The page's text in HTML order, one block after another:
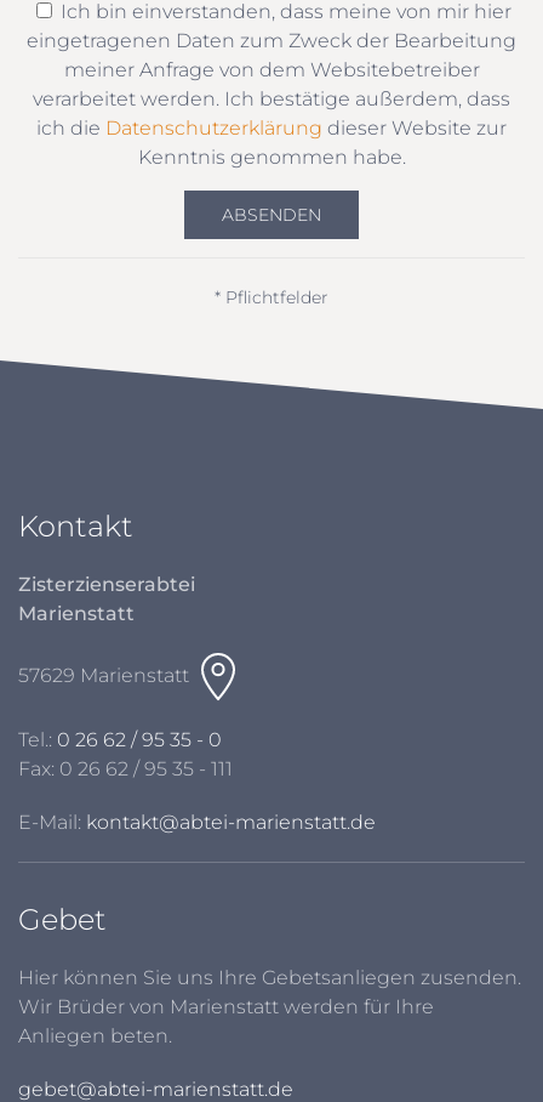
Ich bin einverstanden, dass meine von mir hier
eingetragenen Daten zum Zweck der Bearbeitung
meiner Anfrage von dem Websitebetreiber
verarbeitet werden. Ich bestätige außerdem, dass
ich die Datenschutzerklärung dieser Website zur
Kenntnis genommen habe.
ABSENDEN
* Pflichtfelder
Kontakt
Zisterzienserabtei
Marienstatt
57629 Marienstatt
Tel.: 0 26 62 / 95 35 - 0
Fax: 0 26 62 / 95 35 - 111
E-Mail: kontakt@abtei-marienstatt.de
Gebet
Hier können Sie uns Ihre Gebetsanliegen zusenden.
Wir Brüder von Marienstatt werden für Ihre
Anliegen beten.
gebet@abtei-marienstatt.de